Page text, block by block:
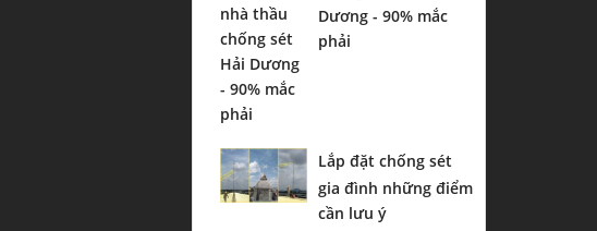
Dương - 90% mắc
phải
Lắp đặt chống sét
gia đình những điểm
cần lưu ý